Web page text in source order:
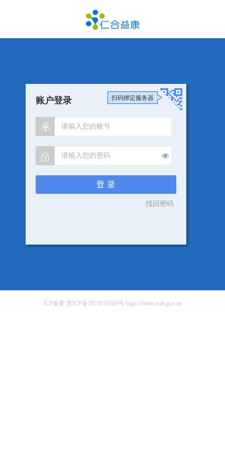
扫码绑定服务器
账户登录
登 录
找回密码
ICP备案 冀ICP备2023016569号 https://beian.miit.gov.cn